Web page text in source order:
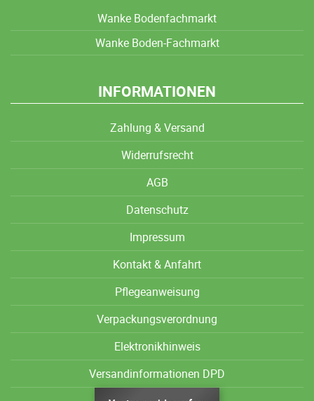
Wanke Bodenfachmarkt
Wanke Boden-Fachmarkt
INFORMATIONEN
Zahlung & Versand
Widerrufsrecht
AGB
Datenschutz
Impressum
Kontakt & Anfahrt
Pflegeanweisung
Verpackungsverordnung
Elektronikhinweis
Versandinformationen DPD